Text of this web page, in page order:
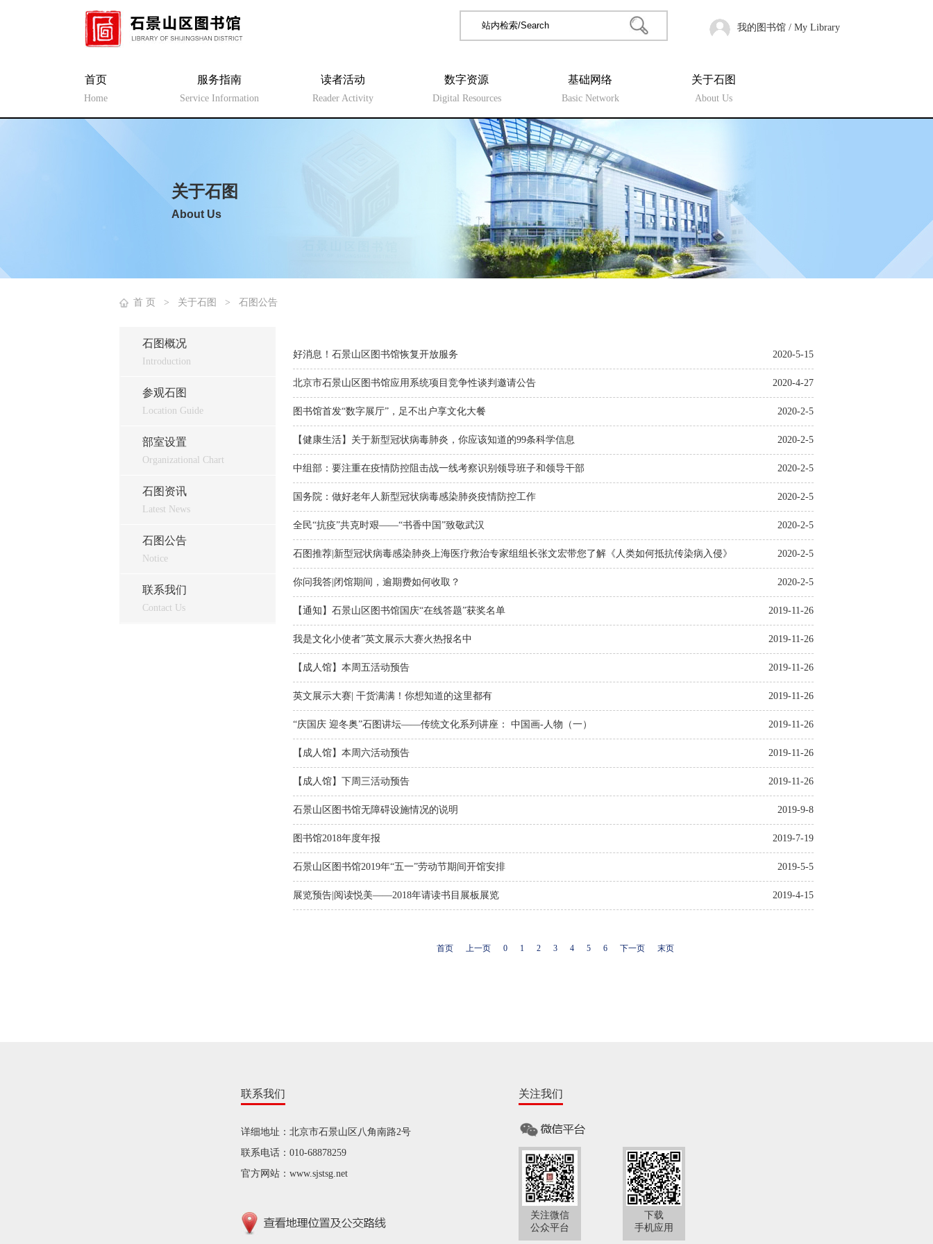
我的图书馆 / My Library
首页
Home
服务指南
Service Information
读者活动
Reader Activity
数字资源
Digital Resources
基础网络
Basic Network
关于石图
About Us
关于石图
About Us
首 页 > 关于石图 > 石图公告
石图概况
Introduction
参观石图
Location Guide
部室设置
Organizational Chart
石图资讯
Latest News
石图公告
Notice
联系我们
Contact Us
好消息！石景山区图书馆恢复开放服务 2020-5-15
北京市石景山区图书馆应用系统项目竞争性谈判邀请公告 2020-4-27
图书馆首发“数字展厅”，足不出户享文化大餐 2020-2-5
【健康生活】关于新型冠状病毒肺炎，你应该知道的99条科学信息 2020-2-5
中组部：要注重在疫情防控阻击战一线考察识别领导班子和领导干部 2020-2-5
国务院：做好老年人新型冠状病毒感染肺炎疫情防控工作 2020-2-5
全民“抗疫”共克时艰——“书香中国”致敬武汉 2020-2-5
石图推荐|新型冠状病毒感染肺炎上海医疗救治专家组组长张文宏带您了解《人类如何抵抗传染病入侵》 2020-2-5
你问我答|闭馆期间，逾期费如何收取？ 2020-2-5
【通知】石景山区图书馆国庆“在线答题”获奖名单 2019-11-26
我是文化小使者”英文展示大赛火热报名中 2019-11-26
【成人馆】本周五活动预告 2019-11-26
英文展示大赛| 干货满满！你想知道的这里都有 2019-11-26
“庆国庆 迎冬奥”石图讲坛——传统文化系列讲座： 中国画-人物（一） 2019-11-26
【成人馆】本周六活动预告 2019-11-26
【成人馆】下周三活动预告 2019-11-26
石景山区图书馆无障碍设施情况的说明 2019-9-8
图书馆2018年度年报 2019-7-19
石景山区图书馆2019年“五一”劳动节期间开馆安排 2019-5-5
展览预告|阅读悦美——2018年请读书目展板展览 2019-4-15
首页 上一页 0 1 2 3 4 5 6 下一页 末页
联系我们
详细地址：北京市石景山区八角南路2号
联系电话：010-68878259
官方网站：www.sjstsg.net
关注我们
下载
手机应用
关注微信
公众平台